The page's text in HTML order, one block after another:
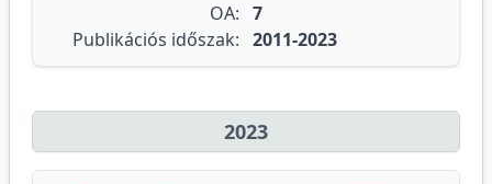
OA: 7
Publikációs időszak: 2011-2023
2023